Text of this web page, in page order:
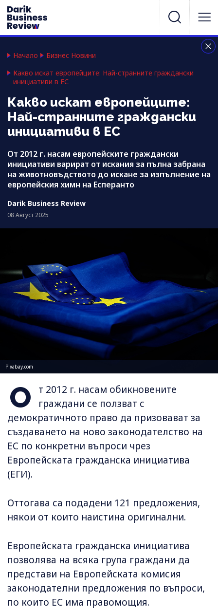
Начало
Бизнес Новини
Какво искат европейците: Най-странните граждански
инициативи в ЕС
Какво искат европейците:
Най-странните граждански
инициативи в ЕС
От 2012 г. насам европейските граждански
инициативи варират от искания за пълна забрана
на животновъдството до искане за изпълнение на
европейския химн на Eсперанто
Darik Business Review
08 Август 2025
Pixabay.com
О
т 2012 г. насам обикновените
граждани се ползват с
демократичното право да призовават за
създаването на ново законодателство на
ЕС по конкретни въпроси чрез
Европейската гражданска инициатива
(ЕГИ).
Оттогава са подадени 121 предложения,
някои от които наистина оригинални.
Европейската гражданска инициатива
позволява на всяка група граждани да
представи на Европейската комисия
законодателни предложения по въпроси,
по които ЕС има правомощия.